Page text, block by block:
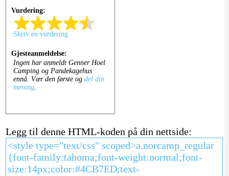
Legg til denne HTML-koden på din nettside: